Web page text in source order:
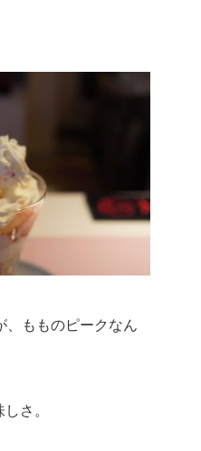
、もものピークなん
さ。